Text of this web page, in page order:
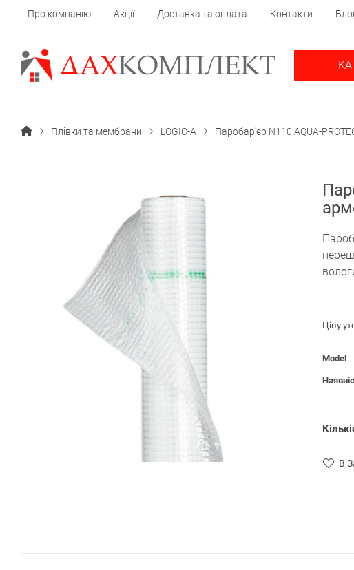
Про компанію Акції Доставка та оплата Контакти
Плівки та мембрани LOGIC-A Паробар'єр N110 AQUA-
Ціну
Model
В